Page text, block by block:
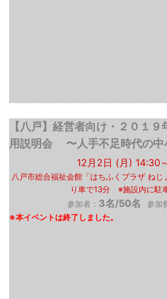
【八戸】経営者向け・２０１
用説明会 〜人手不足時代の中
12月2日 (月) 14:30
八戸市総合福祉会館「はちふくプラザ ねじ
り車で13分 ※施設内に駐
参加者： 3名/50名 参加